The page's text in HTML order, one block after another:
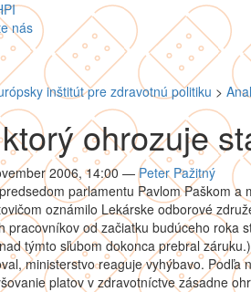
nás
inštitút pre zdravotnú politiku >
ohrozuje
2006, 14:00 — Peter Pažitný
parlamentu Pavlom Paškom a
oznámilo Lekárske odborové
pracovníkov od začiatku budúceho roka
týmto sľubom dokonca prebral
ministerstvo reaguje vyhýbavo. Podľa
platov v zdravotníctve zásadne